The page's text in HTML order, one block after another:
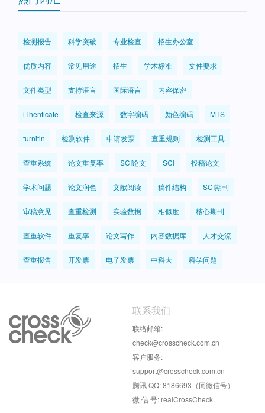
检测报告 科学突破 专业检查 招生办公室
优质内容 常见用途 招生 学术标准 文件要求
文件类型 支持语言 国际语言 内容保密
iThenticate 检查来源 数字编码 颜色编码 MTS
turnitin 检测软件 申请发票 查重规则 检测工具
查重系统 论文重复率 SCI论文 SCI 投稿论文
学术问题 论文润色 文献阅读 稿件结构 SCI期刊
审稿意见 查重检测 实验数据 相似度 核心期刊
查重软件 重复率 论文写作 内容数据库 人才交流
查重报告 开发票 电子发票 中科大 科学问题
联系我们
联络邮箱:
check@crosscheck.com.cn
客户服务:
support@crosscheck.com.cn
腾讯 QQ: 8186693（同微信号）
微 信 号: realCrossCheck